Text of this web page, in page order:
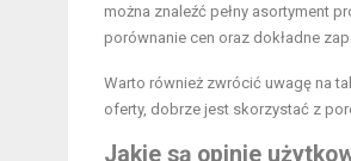
można znaleźć pełny asortyment
porównanie cen oraz dokładne
Warto również zwrócić uwagę na
oferty, dobrze jest skorzystać z
Jakie są opinie